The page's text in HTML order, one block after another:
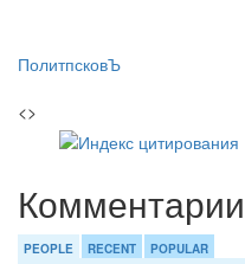
ПолитпсковЪ
<>
Комментарии
PEOPLE RECENT POPULAR